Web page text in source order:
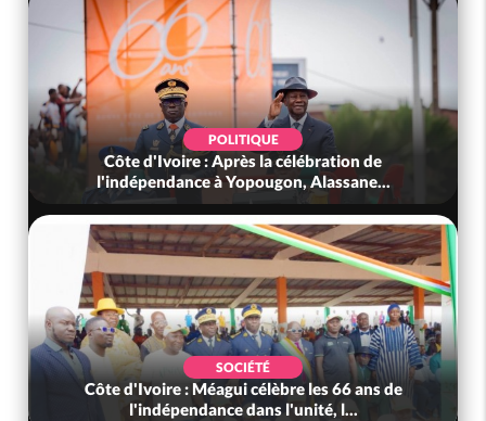
POLITIQUE
Côte d'Ivoire : Après la célébration de
l'indépendance à Yopougon, Alassane...
SOCIÉTÉ
Côte d'Ivoire : Méagui célèbre les 66 ans de
l'indépendance dans l'unité, l...